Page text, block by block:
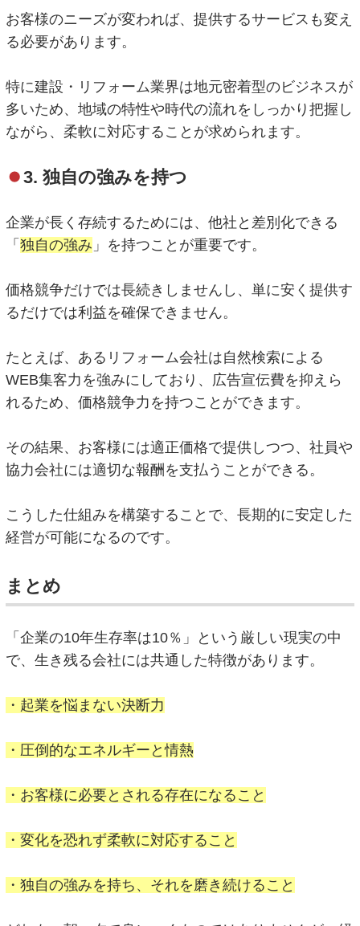
お客様のニーズが変われば、提供するサービスも変え
る必要があります。
特に建設・リフォーム業界は地元密着型のビジネスが
多いため、地域の特性や時代の流れをしっかり把握し
ながら、柔軟に対応することが求められます。
3. 独自の強みを持つ
企業が長く存続するためには、他社と差別化できる
「独自の強み 」を持つことが重要です。
価格競争だけでは長続きしませんし、単に安く提供す
るだけでは利益を確保できません。
たとえば、あるリフォーム会社は自然検索による
WEB集客力を強みにしており、広告宣伝費を抑えら
れるため、価格競争力を持つことができます。
その結果、お客様には適正価格で提供しつつ、社員や
協力会社には適切な報酬を支払うことができる。
こうした仕組みを構築することで、長期的に安定した
経営が可能になるのです。
まとめ
「企業の10年生存率は10％」という厳しい現実の中
で、生き残る会社には共通した特徴があります。
・起業を悩まない決断力
・圧倒的なエネルギーと情熱
・お客様に必要とされる存在になること
・変化を恐れず柔軟に対応すること
・独自の強みを持ち、それを磨き続けること